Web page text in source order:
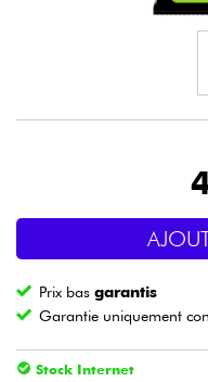
Micros & HF
Batteries & Percu
Vents
Violons & Quatuor
Prix basgarantis
Garantie uniquement
Stock Internet